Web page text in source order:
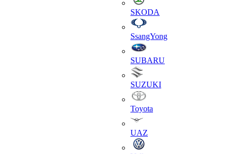
SKODA
SsangYong
SUBARU
SUZUKI
Toyota
UAZ